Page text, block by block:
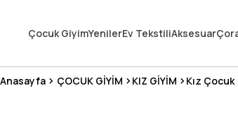
3 MİLYONDAN FAZLA MUTLU MÜŞTERİ ❤️ 10 MİLYON
Çocuk GiyimYenilerEv TekstiliAksesuar
Anasayfa ÇOCUK GİYİM KIZ GİYİM Kız Çocuk